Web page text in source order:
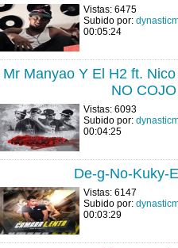
Vistas: 6475
Subido por:
00:05:24
Mr Manyao Y El H2 ft.
NO
Vistas: 6093
Subido por:
00:04:25
De-g-No-Kuky-
Vistas: 6147
Subido por:
00:03:29